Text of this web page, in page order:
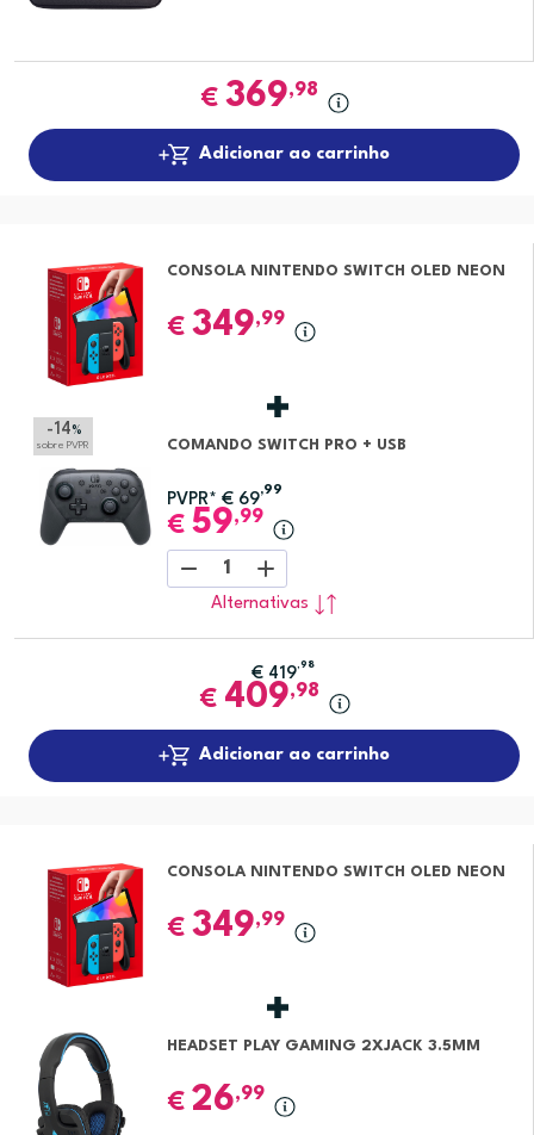
€ 369,98
Adicionar ao carrinho
CONSOLA NINTENDO SWITCH OLED NEON
€ 349,99
-14 %
sobre PVPR COMANDO SWITCH PRO + USB
PVPR* € 69
,99
€ 59,99
1
Alternativas
€ 419,98
€ 409,98
Adicionar ao carrinho
CONSOLA NINTENDO SWITCH OLED NEON
€ 349,99
HEADSET PLAY GAMING 2XJACK 3.5MM
€ 26,99